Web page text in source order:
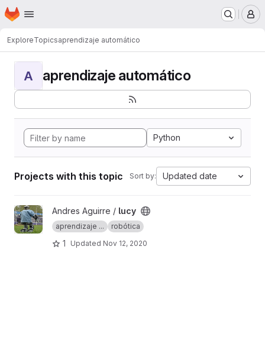
Skip to main content
Homepage
ExploreTopicsaprendizaje automático
A aprendizaje automático
Python
Projects with this topic Sort by: Updated date
View lucy projectAndres Aguirre / lucy
aprendizaje ... robótica
1 Updated Nov 12, 2020